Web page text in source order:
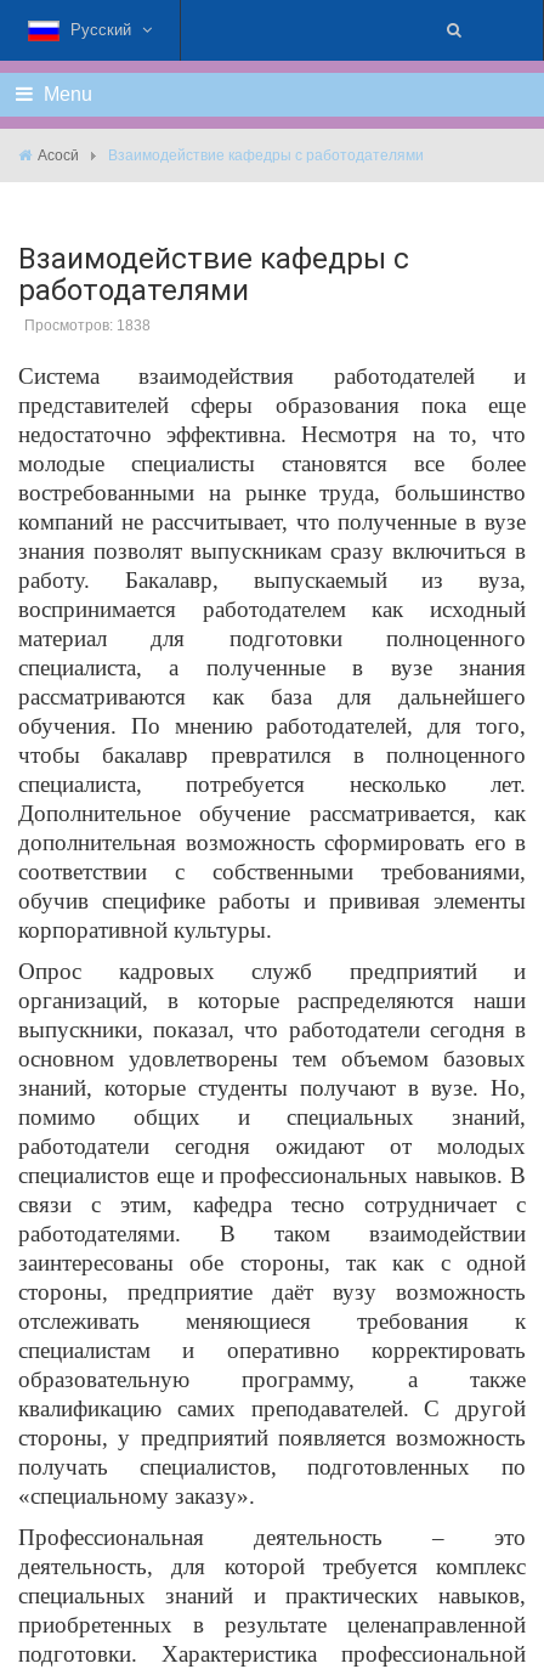
Русский
Menu
Асосӣ Взаимодействие кафедры с работодателями
Взаимодействие кафедры с
работодателями
Просмотров: 1838
Система взаимодействия работодателей и
представителей сферы образования пока еще
недостаточно эффективна. Несмотря на то, что
молодые специалисты становятся все более
востребованными на рынке труда, большинство
компаний не рассчитывает, что полученные в вузе
знания позволят выпускникам сразу включиться в
работу. Бакалавр, выпускаемый из вуза,
воспринимается работодателем как исходный
материал для подготовки полноценного
специалиста, а полученные в вузе знания
рассматриваются как база для дальнейшего
обучения. По мнению работодателей, для того,
чтобы бакалавр превратился в полноценного
специалиста, потребуется несколько лет.
Дополнительное обучение рассматривается, как
дополнительная возможность сформировать его в
соответствии с собственными требованиями,
обучив специфике работы и прививая элементы
корпоративной культуры.
Опрос кадровых служб предприятий и
организаций, в которые распределяются наши
выпускники, показал, что работодатели сегодня в
основном удовлетворены тем объемом базовых
знаний, которые студенты получают в вузе. Но,
помимо общих и специальных знаний,
работодатели сегодня ожидают от молодых
специалистов еще и профессиональных навыков. В
связи с этим, кафедра тесно сотрудничает с
работодателями. В таком взаимодействии
заинтересованы обе стороны, так как с одной
стороны, предприятие даёт вузу возможность
отслеживать меняющиеся требования к
специалистам и оперативно корректировать
образовательную программу, а также
квалификацию самих преподавателей. С другой
стороны, у предприятий появляется возможность
получать специалистов, подготовленных по
«специальному заказу».
Профессиональная деятельность – это
деятельность, для которой требуется комплекс
специальных знаний и практических навыков,
приобретенных в результате целенаправленной
подготовки. Характеристика профессиональной